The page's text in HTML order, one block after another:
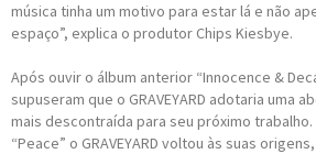
música tinha um motivo para estar lá e não
espaço”, explica o produtor Chips Kiesbye.
Após ouvir o álbum anterior “Innocence &
supuseram que o GRAVEYARD adotaria uma
mais descontraída para seu próximo
“Peace” o GRAVEYARD voltou às suas